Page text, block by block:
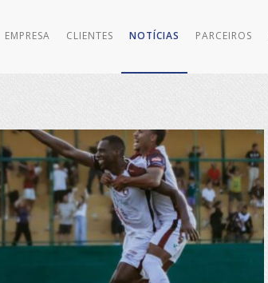
EMPRESA CLIENTES NOTÍCIAS PARCEIROS